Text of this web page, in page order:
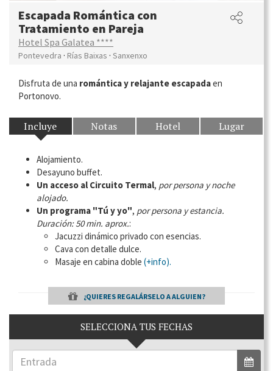
Escapada Romántica con
Tratamiento en Pareja
Hotel Spa Galatea ****
Pontevedra · Rías Baixas · Sanxenxo
Disfruta de una romántica y relajante escapadaen
Portonovo.
Incluye Notas Hotel Lugar
Alojamiento.
Desayuno buffet.
Un acceso al Circuito Termal, por persona y noche
alojado.
Un programa "Tú y yo", por persona y estancia.
Duración: 50 min. aprox.:
Jacuzzi dinámico privado con esencias.
Cava con detalle dulce.
Masaje en cabina doble (+info).
¿QUIERES REGALÁRSELO A ALGUIEN?
SELECCIONA TUS FECHAS